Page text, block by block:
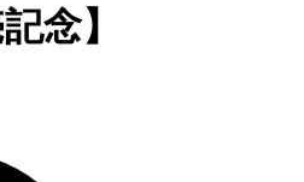
念】